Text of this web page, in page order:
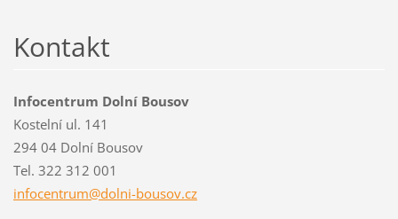
Kontakt
Infocentrum Dolní Bousov
Kostelní ul. 141
294 04 Dolní Bousov
Tel. 322 312 001
infocentrum@dolni-bousov.cz